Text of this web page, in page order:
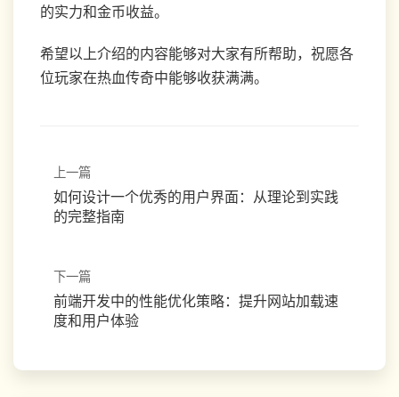
的实力和金币收益。
希望以上介绍的内容能够对大家有所帮助，祝愿各
位玩家在热血传奇中能够收获满满。
上一篇
如何设计一个优秀的用户界面：从理论到实践
的完整指南
下一篇
前端开发中的性能优化策略：提升网站加载速
度和用户体验